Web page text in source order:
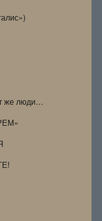
же люди…